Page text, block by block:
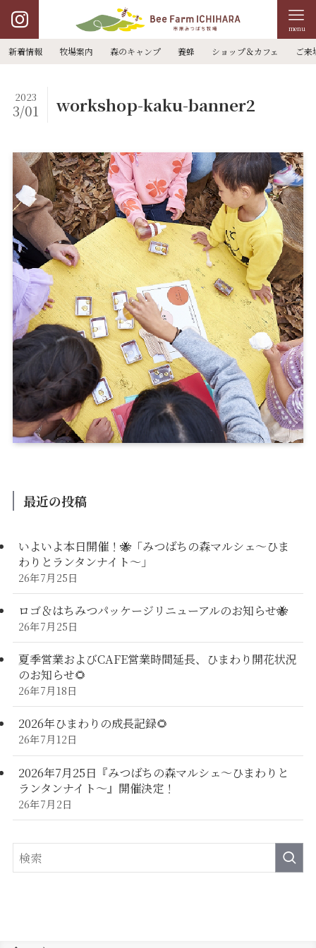
menu
新着情報 牧場案内 森のキャンプ 養蜂 ショップ＆カフェ ご来
workshop-kaku-banner2
2023
3/01
最近の投稿
いよいよ本日開催！🐝「みつばちの森マルシェ〜ひま
わりとランタンナイト〜」
26年7月25日
ロゴ＆はちみつパッケージリニューアルのお知らせ🐝
26年7月25日
夏季営業およびCAFE営業時間延長、ひまわり開花状況
のお知らせ🌻
26年7月18日
2026年ひまわりの成長記録🌻
26年7月12日
2026年7月25日『みつばちの森マルシェ～ひまわりと
ランタンナイト～』開催決定！
26年7月2日